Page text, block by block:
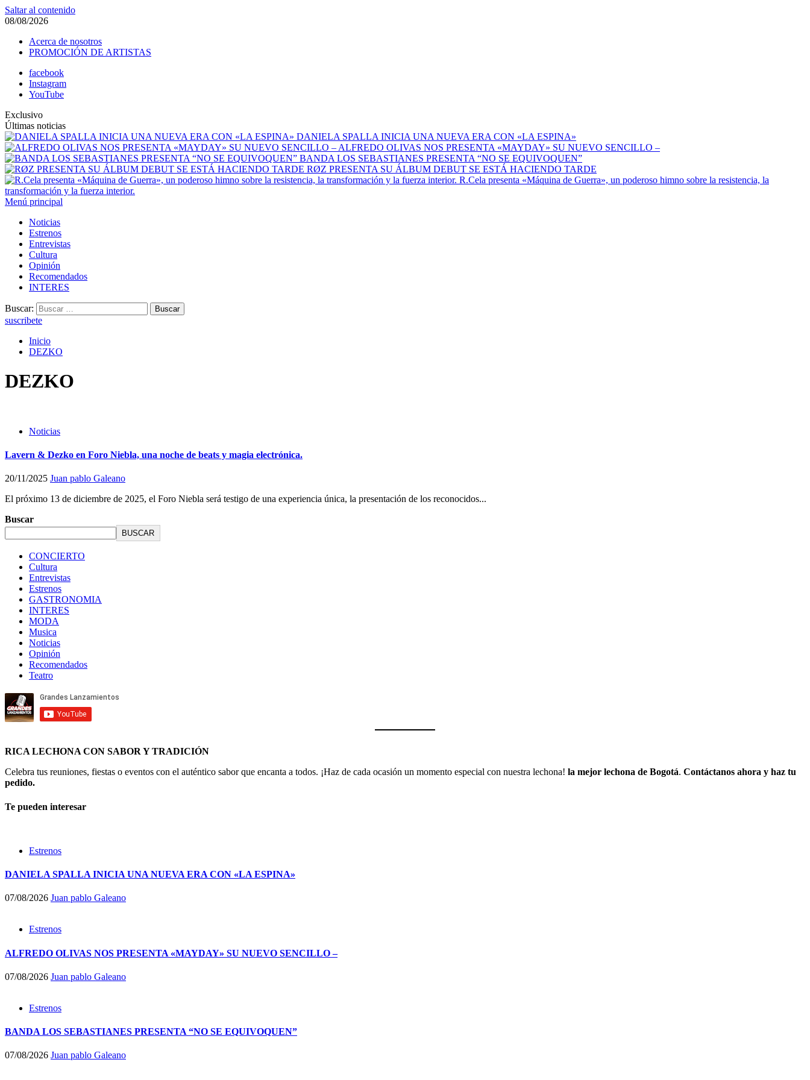
Saltar al contenido
08/08/2026
Acerca de nosotros
PROMOCIÓN DE ARTISTAS
facebook
Instagram
YouTube
Exclusivo
Últimas noticias
DANIELA SPALLA INICIA UNA NUEVA ERA CON «LA ESPINA»
ALFREDO OLIVAS NOS PRESENTA «MAYDAY» SU NUEVO SENCILLO –
BANDA LOS SEBASTIANES PRESENTA “NO SE EQUIVOQUEN”
RØZ PRESENTA SU ÁLBUM DEBUT SE ESTÁ HACIENDO TARDE
R.Cela presenta «Máquina de Guerra», un poderoso himno sobre la resistencia, la
transformación y la fuerza interior.
Menú principal
Noticias
Estrenos
Entrevistas
Cultura
Opinión
Recomendados
INTERES
Buscar:
suscribete
Inicio
DEZKO
DEZKO
Noticias
Lavern & Dezko en Foro Niebla, una noche de beats y magia electrónica.
20/11/2025 Juan pablo Galeano
El próximo 13 de diciembre de 2025, el Foro Niebla será testigo de una experiencia única, la presentación de los reconocidos...
Buscar
BUSCAR
CONCIERTO
Cultura
Entrevistas
Estrenos
GASTRONOMIA
INTERES
MODA
Musica
Noticias
Opinión
Recomendados
Teatro
RICA LECHONA CON SABOR Y TRADICIÓN
Celebra tus reuniones, fiestas o eventos con el auténtico sabor que encanta a todos. ¡Haz de cada ocasión un momento especial con nuestra lechona! la mejor lechona de Bogotá. Contáctanos ahora y haz tu
pedido.
Te pueden interesar
Estrenos
DANIELA SPALLA INICIA UNA NUEVA ERA CON «LA ESPINA»
07/08/2026 Juan pablo Galeano
Estrenos
ALFREDO OLIVAS NOS PRESENTA «MAYDAY» SU NUEVO SENCILLO –
07/08/2026 Juan pablo Galeano
Estrenos
BANDA LOS SEBASTIANES PRESENTA “NO SE EQUIVOQUEN”
07/08/2026 Juan pablo Galeano